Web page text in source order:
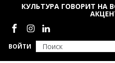
Перейти к основному
ВОЙТИ
КУЛЬТУРА ГОВОРИТ НА
Социальные сети